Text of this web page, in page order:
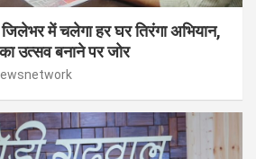
में चलेगा हर घर तिरंगा अभियान,
उत्सव बनाने पर जोर